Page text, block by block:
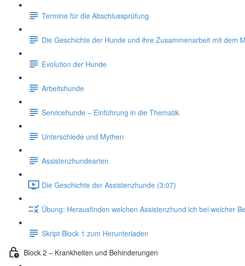
Termine für die Abschlussprüfung
Die Geschichte der Hunde und ihre Zusammenarbeit mit dem
Evolution der Hunde
Arbeitshunde
Servicehunde – Einführung in die Thematik
Unterschiede und Mythen
Assistenzhundearten
Die Geschichte der Assistenzhunde (3:07)
Übung: Herausfinden welchen Assistenzhund ich bei welcher
Skript Block 1 zum Herunterladen
Block 2 – Krankheiten und Behinderungen